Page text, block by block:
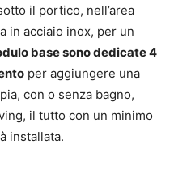
il portico, nell’area
in acciaio inox, per un
base sono dedicate 4
per aggiungere una
con o senza bagno,
il tutto con un minimo
installata.